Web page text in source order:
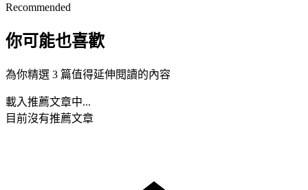
Recommended
你可能也喜歡
為你精選 3 篇值得延伸閱讀的內容
載入推薦文章中...
目前沒有推薦文章